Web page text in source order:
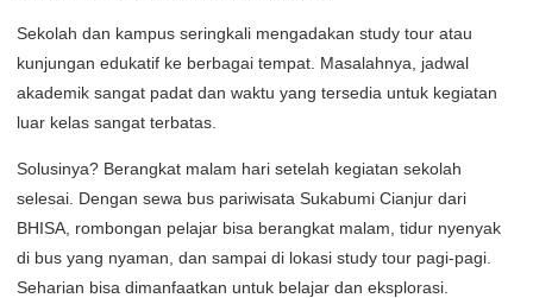
Sekolah dan kampus seringkali mengadakan study tour atau
kunjungan edukatif ke berbagai tempat. Masalahnya, jadwal
akademik sangat padat dan waktu yang tersedia untuk kegiatan
luar kelas sangat terbatas.
Solusinya? Berangkat malam hari setelah kegiatan sekolah
selesai. Dengan sewa bus pariwisata Sukabumi Cianjur dari
BHISA, rombongan pelajar bisa berangkat malam, tidur nyenyak
di bus yang nyaman, dan sampai di lokasi study tour pagi-pagi.
Seharian bisa dimanfaatkan untuk belajar dan eksplorasi.